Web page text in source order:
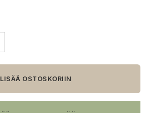
LISÄÄ OSTOSKORIIN